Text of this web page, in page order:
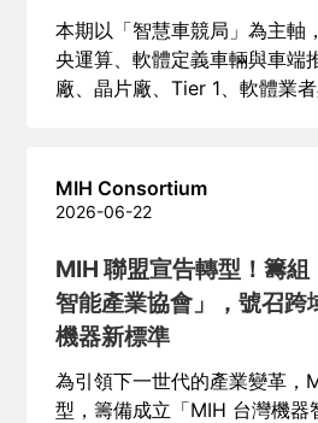
本期以「智慧車競局」為主軸
央運算、軟體定義車輛與車端
廠、晶片廠、Tier 1、軟體業
MIH Consortium
2026-06-22
MIH 聯盟宣告轉型！籌
智能產業協會」，號召跨
機器新標準
為引領下一世代的產業變革，
型，籌備成立「MIH 台灣機器